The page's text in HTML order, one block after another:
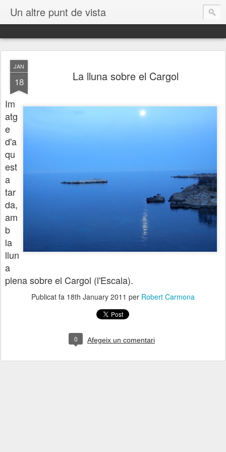
Un altre punt de vista
JAN
18 La lluna sobre el Cargol
Im
atg
e
d'a
qu
est
a
tar
da,
am
b
la
llun
a
plena sobre el Cargol (l'Escala).
Publicat fa 18th January 2011 per Robert Carmona
0 Afegeix un comentari